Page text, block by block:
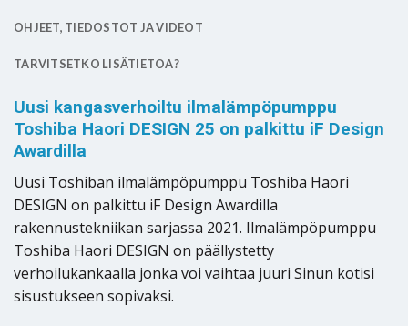
OHJEET, TIEDOSTOT JA VIDEOT
TARVITSETKO LISÄTIETOA?
Uusi kangasverhoiltu ilmalämpöpumppu
Toshiba Haori DESIGN 25 on palkittu iF Design
Awardilla
Uusi Toshiban ilmalämpöpumppu Toshiba Haori
DESIGN on palkittu iF Design Awardilla
rakennustekniikan sarjassa 2021. Ilmalämpöpumppu
Toshiba Haori DESIGN on päällystetty
verhoilukankaalla jonka voi vaihtaa juuri Sinun kotisi
sisustukseen sopivaksi.